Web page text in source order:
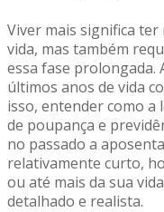
Viver mais significa
vida, mas também
essa fase prolongada.
últimos anos de vida
isso, entender como a
de poupança e
no passado a
relativamente curto,
ou até mais da sua
detalhado e realista.